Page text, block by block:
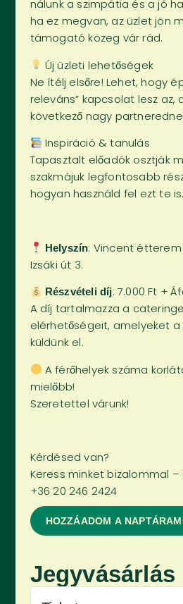
nálunk a szimpátia és a jó
ha ez megvan, az üzlet jön
támogató közeg vár rád.
Új üzleti lehetőségek
Ne ítélj elsőre! Lehet, hogy
releváns” kapcsolat lesz az,
következő nagy
Inspiráció & tanulás
Tapasztalt előadók osztják
szakmájuk legfontosabb
hogyan használd fel ezt te is.
Helyszín: Vincent
Izsáki út 3.
Részvételi díj: 7.000 Ft +
A díj tartalmazza a
elérhetőségeit, amelyeket
küldünk el.
A férőhelyek száma
mielőbb!
Szeretettel várunk!
Kérdésed van?
Keress minket bizalommal
+36 20 246 2424
HOZZÁADOM A
Jegyvásárlás